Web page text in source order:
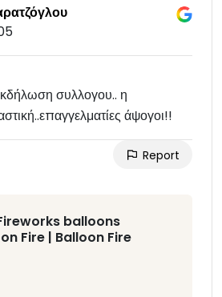
συλλογου.. η
άψογοι!!
Report
balloons
Fire | Balloon Fire